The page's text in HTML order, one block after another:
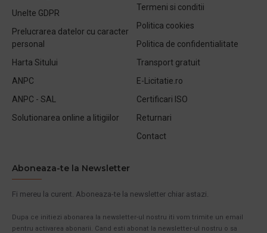
Unelte GDPR
Prelucrarea datelor cu caracter
personal
Harta Sitului
ANPC
ANPC - SAL
Solutionarea online a litigiilor
Termeni si conditii
Politica cookies
Politica de confidentialitate
Transport gratuit
E-Licitatie.ro
Certificari ISO
Returnari
Contact
Aboneaza-te la Newsletter
Fi mereu la curent. Aboneaza-te la newsletter chiar astazi.
Dupa ce initiezi abonarea la newsletter-ul nostru iti vom trimite un email
pentru activarea abonarii. Cand esti abonat la newsletter-ul nostru o sa